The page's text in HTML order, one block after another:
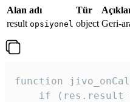
Alan adı Tür
result opsiyonel object Geri-
function
if (res.result